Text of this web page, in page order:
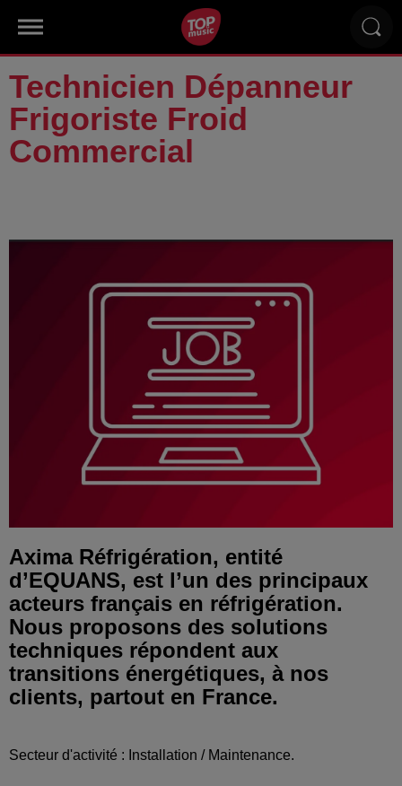
Technicien Dépanneur
Frigoriste Froid
Commercial
Axima Réfrigération, entité
d’EQUANS, est l’un des principaux
acteurs français en réfrigération.
Nous proposons des solutions
techniques répondent aux
transitions énergétiques, à nos
clients, partout en France.
Secteur d'activité : Installation / Maintenance.